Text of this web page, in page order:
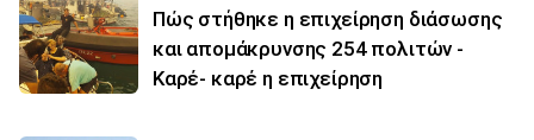
Πώς στήθηκε η επιχείρηση διάσωσης
και απομάκρυνσης 254 πολιτών -
Καρέ- καρέ η επιχείρηση